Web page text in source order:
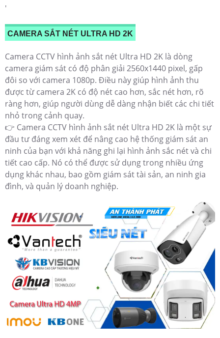
'
CAMERA SẮT NÉT ULTRA HD 2K
Camera CCTV hình ảnh sắt nét Ultra HD 2K là dòng
camera giám sát có độ phân giải 2560x1440 pixel, gấp
đôi so với camera 1080p. Điều này giúp hình ảnh thu
được từ camera 2K có độ nét cao hơn, sắc nét hơn, rõ
ràng hơn, giúp người dùng dễ dàng nhận biết các chi tiết
nhỏ trong cảnh quay.
👉 Camera CCTV hình ảnh sắt nét Ultra HD 2K là một sự
đầu tư đáng xem xét để nâng cao hệ thống giám sát an
ninh của bạn với khả năng ghi lại hình ảnh sắc nét và chi
tiết cao cấp. Nó có thể được sử dụng trong nhiều ứng
dụng khác nhau, bao gồm giám sát tài sản, an ninh gia
đình, và quản lý doanh nghiệp.